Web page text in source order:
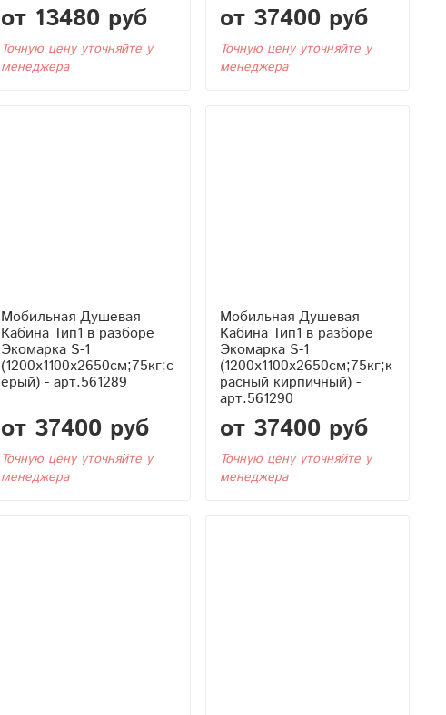
от 13480 руб
Точную цену уточняйте у
менеджера
от 37400 руб
Точную цену уточняйте у
менеджера
Мобильная Душевая
Кабина Тип1 в разборе
Экомарка S-1
(1200x1100x2650см;75кг;с
ерый) - арт.561289
от 37400 руб
Точную цену уточняйте у
менеджера
Мобильная Душевая
Кабина Тип1 в разборе
Экомарка S-1
(1200x1100x2650см;75кг;к
расный кирпичный) -
арт.561290
от 37400 руб
Точную цену уточняйте у
менеджера